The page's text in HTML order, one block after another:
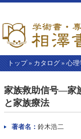
トップ» カタログ » 心理
こ
か
ら
本
文】
家族救助信号―家
と家族療法
著者名： 鈴木浩二